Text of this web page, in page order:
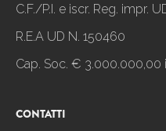
C.F./P.I. e iscr. Reg. impr.
R.E.A UD N. 150460
Cap. Soc. € 3.000.000,00
CONTATTI